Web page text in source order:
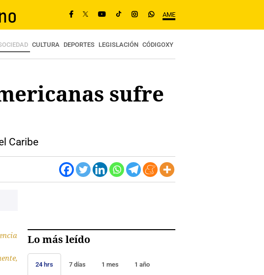
AME
CULTURA DEPORTES LEGISLACIÓN CÓDIGOXY
sufre
Caribe
Lo más leído
24 hrs 7 días 1 mes 1 año